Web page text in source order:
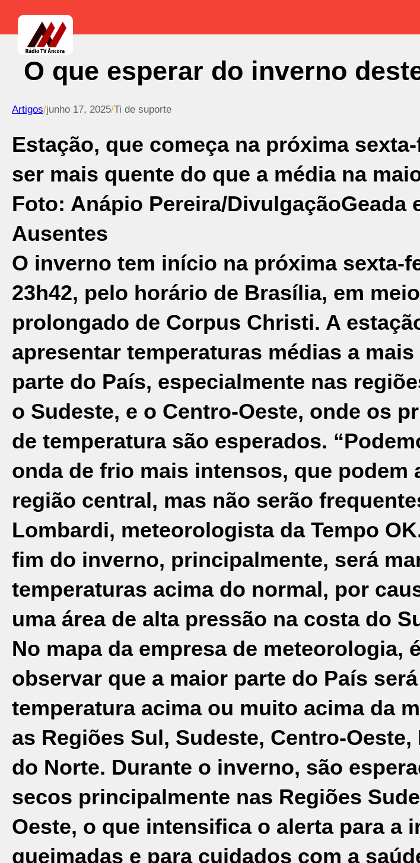
O que esperar do inverno
Artigos/junho 17, 2025/Ti de suporte
Estação, que começa na próxima
ser mais quente do que a média na
Foto: Anápio Pereira/DivulgaçãoGeada
Ausentes
O inverno tem início na próxima sexta-
23h42, pelo horário de Brasília, em
prolongado de Corpus Christi. A
apresentar temperaturas médias a
parte do País, especialmente nas
o Sudeste, e o Centro-Oeste, onde os
de temperatura são esperados.
onda de frio mais intensos, que podem
região central, mas não serão
Lombardi, meteorologista da Tempo
fim do inverno, principalmente, será
temperaturas acima do normal, por
uma área de alta pressão na costa do
No mapa da empresa de meteorologia,
observar que a maior parte do País
temperatura acima ou muito acima da
as Regiões Sul, Sudeste, Centro-
do Norte. Durante o inverno, são
secos principalmente nas Regiões
Oeste, o que intensifica o alerta para a
queimadas e para cuidados com a